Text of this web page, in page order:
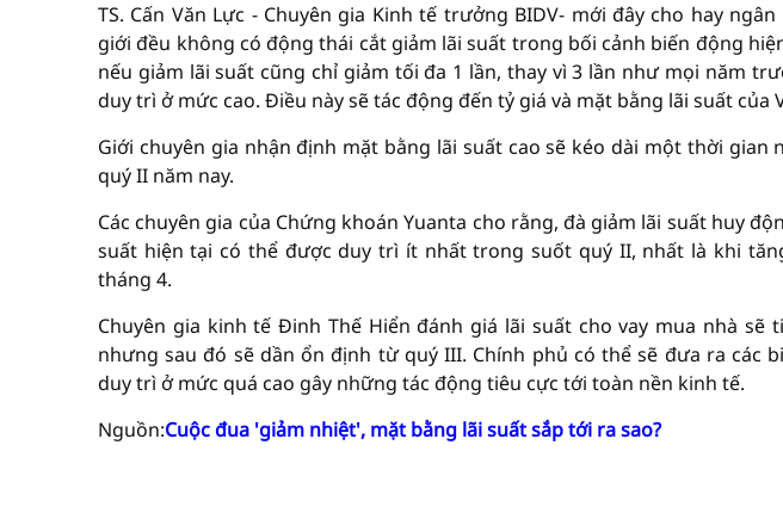
TS. Cấn Văn Lực - Chuyên gia Kinh tế trưởng BIDV- mới đây cho hay
giới đều không có động thái cắt giảm lãi suất trong bối cảnh biến động
nếu giảm lãi suất cũng chỉ giảm tối đa 1 lần, thay vì 3 lần như mọi năm
duy trì ở mức cao. Điều này sẽ tác động đến tỷ giá và mặt bằng lãi suất của
Giới chuyên gia nhận định mặt bằng lãi suất cao sẽ kéo dài một thời
quý II năm nay.
Các chuyên gia của Chứng khoán Yuanta cho rằng, đà giảm lãi suất huy
suất hiện tại có thể được duy trì ít nhất trong suốt quý II, nhất là khi
tháng 4.
Chuyên gia kinh tế Đinh Thế Hiển đánh giá lãi suất cho vay mua nhà
nhưng sau đó sẽ dần ổn định từ quý III. Chính phủ có thể sẽ đưa ra các
duy trì ở mức quá cao gây những tác động tiêu cực tới toàn nền kinh tế.
Nguồn:Cuộc đua 'giảm nhiệt', mặt bằng lãi suất sắp tới ra sao?